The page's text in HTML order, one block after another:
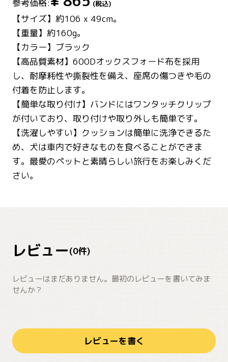
参考価格: (税込)
【サイズ】約106 x 49cm。
【重量】約160g。
【カラー】ブラック
【高品質素材】600Dオックスフォード布を採用
し、耐摩耗性や撕裂性を備え、座席の傷つきや毛の
付着を防止します。
【簡単な取り付け】バンドにはワンタッチクリップ
が付いており、取り付けや取り外しも簡単です。
【洗濯しやすい】クッションは簡単に洗浄できるた
め、犬は車内で好きなものを食べることができま
す。最愛のペットと素晴らしい旅行をお楽しみくだ
さい。
レビュー(0件)
レビューはまだありません。最初のレビューを書いてみま
せんか？
レビューを書く